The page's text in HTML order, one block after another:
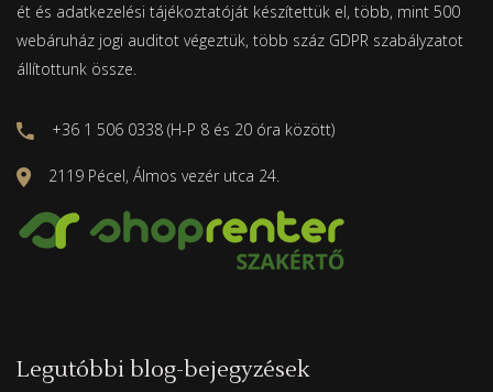
ét és adatkezelési tájékoztatóját készítettük el, több, mint 500
webáruház jogi auditot végeztük, több száz GDPR szabályzatot
állítottunk össze.
+36 1 506 0338 (H-P 8 és 20 óra között)
2119 Pécel, Álmos vezér utca 24.
Legutóbbi blog-bejegyzések